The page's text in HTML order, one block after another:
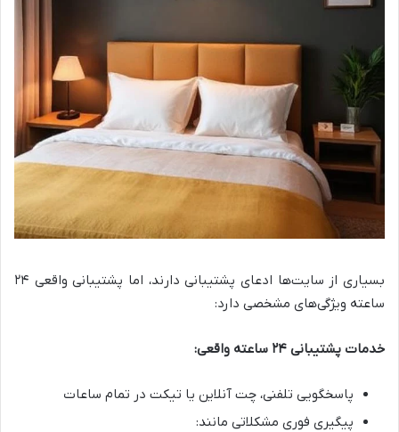
بسیاری از سایت‌ها ادعای پشتیبانی دارند، اما پشتیبانی واقعی ۲۴
ساعته ویژگی‌های مشخصی دارد:
خدمات پشتیبانی ۲۴ ساعته واقعی:
پاسخگویی تلفنی، چت آنلاین یا تیکت در تمام ساعات
پیگیری فوری مشکلاتی مانند: